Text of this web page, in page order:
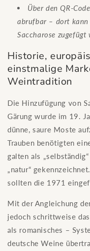
Über den QR-
abrufbar – dort kann
Saccharose zugefügt
Historie,
einstmalige
Weintradition
Die Hinzufügung von
Gärung wurde im 19.
dünne, saure Moste
Trauben benötigten
galten als
„natur“
sollten die 1971
Mit der Angleichung
jedoch schrittweise
als romanisches –
deutsche Weine